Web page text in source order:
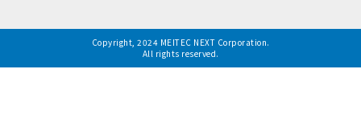
Copyright, 2024 MEITEC NEXT Corporation.
All rights reserved.